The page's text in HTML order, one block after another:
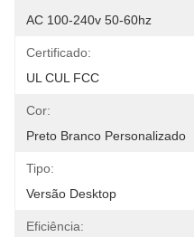
AC 100-240v 50-60hz
Certificado:
UL CUL FCC
Cor:
Preto Branco Personalizado
Tipo:
Versão Desktop
Eficiência: